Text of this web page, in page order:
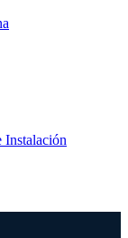
Instalación